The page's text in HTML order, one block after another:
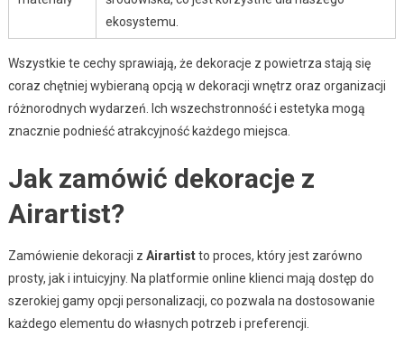
ekosystemu.
Wszystkie te cechy sprawiają, że dekoracje z powietrza stają się
coraz chętniej wybieraną opcją w dekoracji wnętrz oraz organizacji
różnorodnych wydarzeń. Ich wszechstronność i estetyka mogą
znacznie podnieść atrakcyjność każdego miejsca.
Jak zamówić dekoracje z
Airartist?
Zamówienie dekoracji z Airartistto proces, który jest zarówno
prosty, jak i intuicyjny. Na platformie online klienci mają dostęp do
szerokiej gamy opcji personalizacji, co pozwala na dostosowanie
każdego elementu do własnych potrzeb i preferencji.